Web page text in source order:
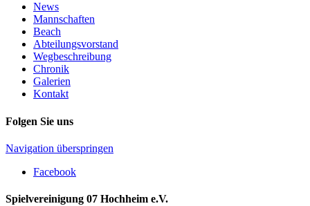
News
Mannschaften
Beach
Abteilungsvorstand
Wegbeschreibung
Chronik
Galerien
Kontakt
Folgen Sie uns
Navigation überspringen
Facebook
Spielvereinigung 07 Hochheim e.V.